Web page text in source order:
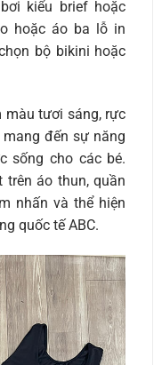
kiểu brief hoặc
hoặc áo ba lỗ in
bộ bikini hoặc
tươi sáng, rực
đến sự năng
sống cho các bé.
áo thun, quần
nhấn và thể hiện
quốc tế ABC.